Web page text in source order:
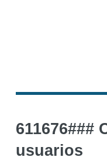
611676###
usuarios